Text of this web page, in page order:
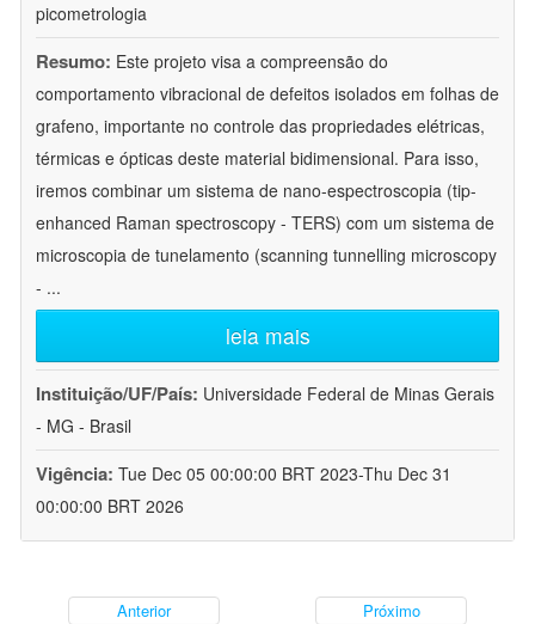
picometrologia
Resumo: Este projeto visa a compreensão do
comportamento vibracional de defeitos isolados em folhas de
grafeno, importante no controle das propriedades elétricas,
térmicas e ópticas deste material bidimensional. Para isso,
iremos combinar um sistema de nano-espectroscopia (tip-
enhanced Raman spectroscopy - TERS) com um sistema de
microscopia de tunelamento (scanning tunnelling microscopy
- ...
leia mais
Instituição/UF/País: Universidade Federal de Minas Gerais
- MG - Brasil
Vigência: Tue Dec 05 00:00:00 BRT 2023-Thu Dec 31
00:00:00 BRT 2026
Anterior Próximo